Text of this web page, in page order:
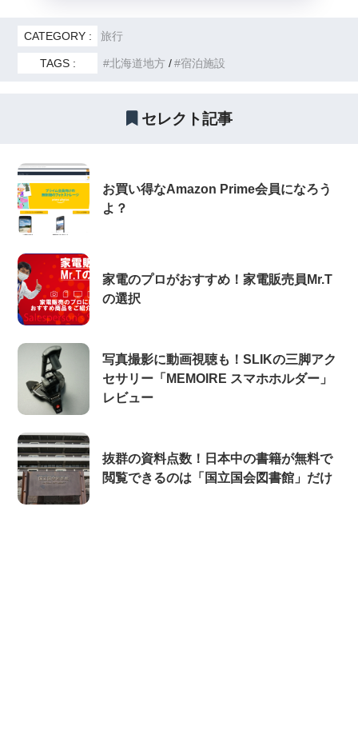
CATEGORY : 旅行
TAGS : 北海道地方 宿泊施設
セレクト記事
お買い得なAmazon Prime会員になろう
よ？
家電のプロがおすすめ！家電販売員Mr.T
の選択
写真撮影に動画視聴も！SLIKの三脚アク
セサリー「MEMOIRE スマホホルダー」
レビュー
抜群の資料点数！日本中の書籍が無料で
閲覧できるのは「国立国会図書館」だけ